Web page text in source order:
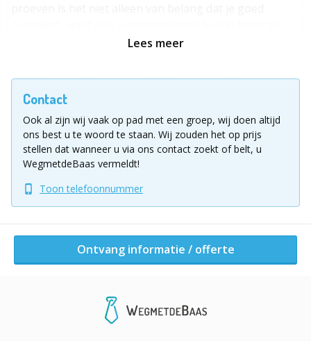
Spanning, sensatie, teambuilding en plezier staan
garant voor een onvergetelijk evenement.
Durft u met uw team de uitdaging aan? Dan zult u een
brede basis nodig hebben. De combinatie tussen
behendigheid, durf, lerend vermogen, kracht en
geluk zijn essentieel om de verschillende survival
proeven te winnen.
de teamgeest voortdurend wordt getest, bepaalt de
jury door welk team de Be robinson Crusoe Challenge
7 spannende proeven:
Lees meer
Contact
Ook al zijn wij vaak op pad met een groep, wij doen altijd
ons best u te woord te staan. Wij zouden het op prijs
stellen dat wanneer u via ons contact zoekt of belt, u
WegmetdeBaas vermeldt!
Toon telefoonnummer
Ontvang informatie / offerte